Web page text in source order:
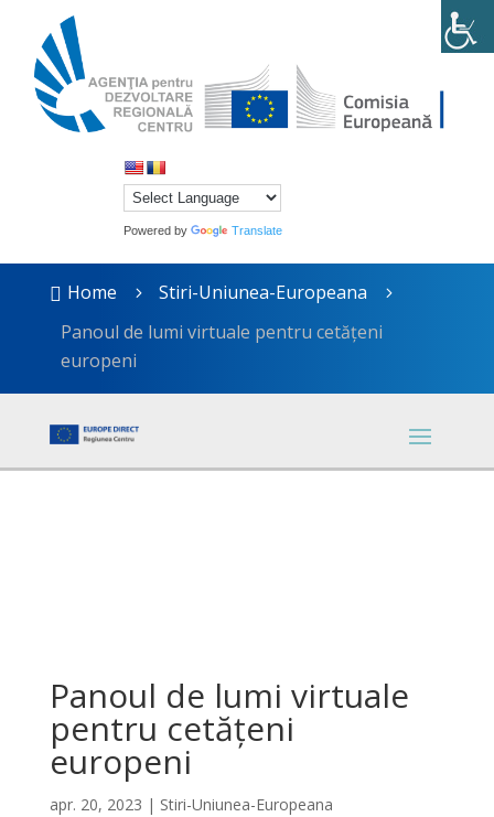
Powered by Translate
 Home 5 Stiri-Uniunea-Europeana 5
Panoul de lumi virtuale pentru cetățeni
europeni
Panoul de lumi virtuale
pentru cetățeni
europeni
apr. 20, 2023 | Stiri-Uniunea-Europeana